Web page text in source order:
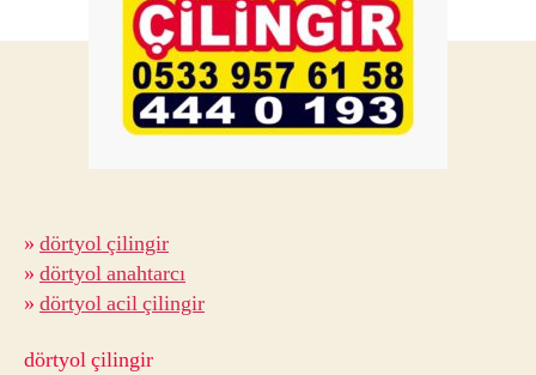
» dörtyol çilingir
» dörtyol anahtarcı
» dörtyol acil çilingir
dörtyol çilingir